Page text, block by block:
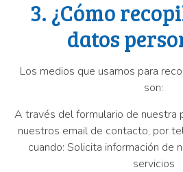
3. ¿Cómo
datos
Los medios que usamos para
son:
A través del formulario de nuestra
nuestros email de contacto, por
cuando: Solicita información de
servicios